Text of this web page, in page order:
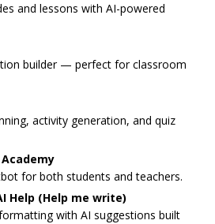
and lessons with AI-powered
builder — perfect for classroom
activity generation, and quiz
for both students and teachers.
Help (Help me write)
with AI suggestions built